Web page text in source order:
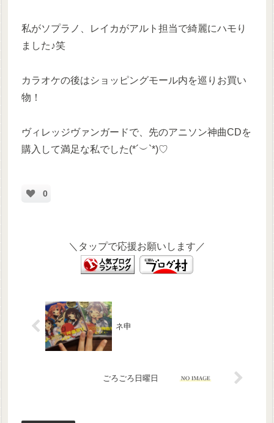
私がソプラノ、レイカがアルト担当で綺麗にハモり
ました♪笑
カラオケの後はショッピングモール内を巡りお買い
物！
ヴィレッジヴァンガードで、先のアニソン神曲CDを
購入して満足な私でした(*´︶`*)♡
0
＼タップで応援お願いします／
ネ申
ごろごろ日曜日